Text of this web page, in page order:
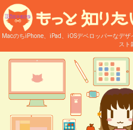
MacのちiPhone、iPad、iOSデベロッパーなデ
スト